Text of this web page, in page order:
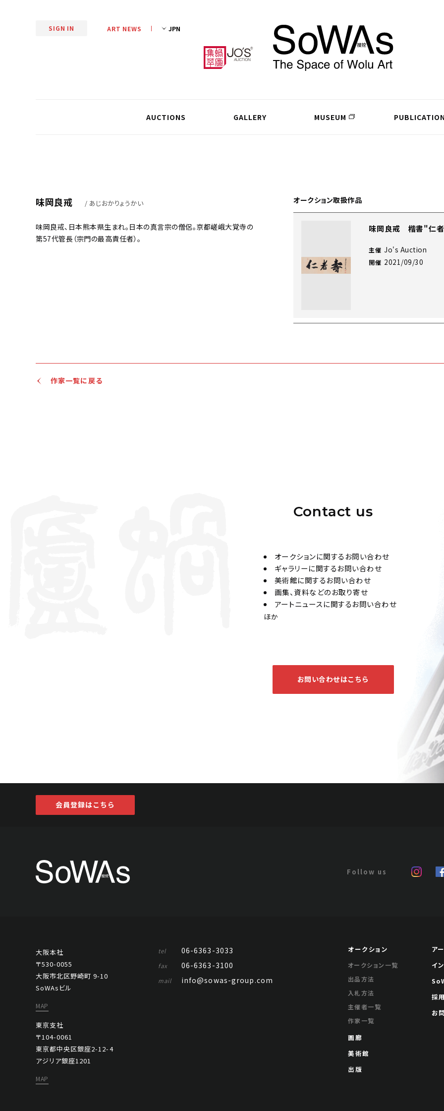
SIGN IN ART NEWS
AUCTIONS GALLERY MUSEUM
味岡良戒 / あじおかりょうかい
味岡良戒、日本熊本県生まれ。日本の真言宗の僧侶。京都嵯峨大覚寺の
第57代管長（宗門の最高責任者）。
オークション取扱作品
味岡良戒 楷書"仁
主催 Jo's Auction
開催 2021/09/30
作家一覧に戻る
Contact us
オークションに関するお問い合わせ
ギャラリーに関するお問い合わせ
美術館に関するお問い合わせ
画集、資料などのお取り寄せ
アートニュースに関するお問い合わせ
ほか
お問い合わせはこちら
会員登録はこちら
大阪本社
〒530-0055
大阪市北区野崎町 9-10
SoWAsビル
MAP
東京支社
〒104-0061
東京都中央区銀座2-12-4
アジリア銀座1201
MAP
tel 06-6363-3033
fax 06-6363-3100
mail info@sowas-group.com
オークション
オークション一覧
出品方法
入札方法
主催者一覧
作家一覧
画廊
美術館
出版
ア
イ
採
お